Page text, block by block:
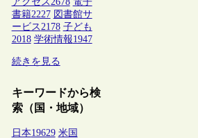
書籍2227 図書館サ
ービス 2178 子ども
2018 学術情報1947
続きを見る
キーワードから検
索（国・地域）
日本19629 米国